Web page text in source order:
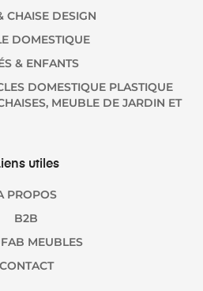
CHAISE DESIGN
DOMESTIQUE
& ENFANTS
DOMESTIQUE PLASTIQUE
MEUBLE DE JARDIN ET
utiles
PROPOS
B2B
MEUBLES
CONTACT